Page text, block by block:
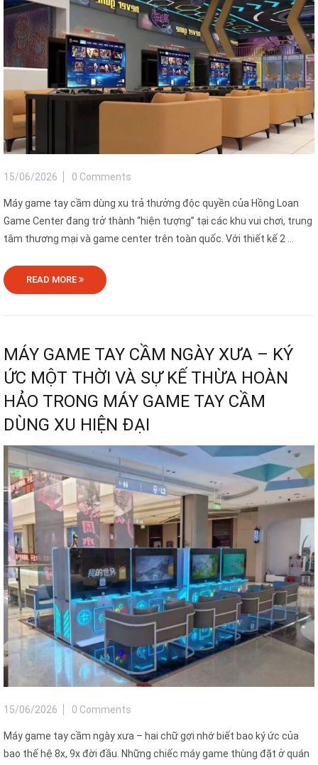
15/06/2026 0 Comments
Máy game tay cầm dùng xu trả thưởng độc quyền của Hồng Loan
Game Center đang trở thành “hiện tượng” tại các khu vui chơi, trung
tâm thương mại và game center trên toàn quốc. Với thiết kế 2 ...
READ MORE
MÁY GAME TAY CẦM NGÀY XƯA – KÝ
ỨC MỘT THỜI VÀ SỰ KẾ THỪA HOÀN
HẢO TRONG MÁY GAME TAY CẦM
DÙNG XU HIỆN ĐẠI
15/06/2026 0 Comments
Máy game tay cầm ngày xưa – hai chữ gợi nhớ biết bao ký ức của
bao thế hệ 8x, 9x đời đầu. Những chiếc máy game thùng đặt ở quán